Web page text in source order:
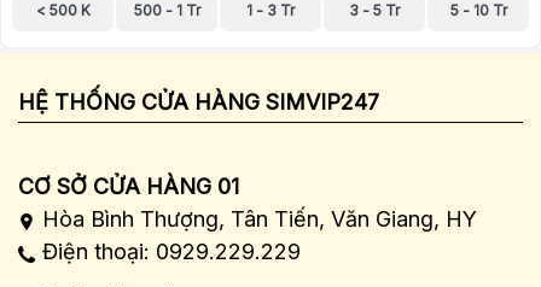
< 500 K 500 - 1 Tr 1 - 3 Tr 3 - 5 Tr 5 - 10 Tr
HỆ THỐNG CỬA HÀNG SIMVIP247
CƠ SỞ CỬA HÀNG 01
Hòa Bình Thượng, Tân Tiến, Văn Giang, HY
Điện thoại: 0929.229.229